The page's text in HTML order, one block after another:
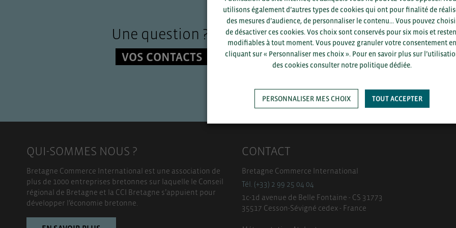
Une question ?
VOS CONTACTS
SAUVEGARDER
QUI-SOMMES NOUS ?
Bretagne Commerce International est une association de
plus de 1000 entreprises bretonnes sur laquelle le Conseil
régional de Bretagne et la CCI Bretagne s’appuient pour
développer l’économie bretonne.
CONTACT
Bretagne Commerce International
Tél. (+33) 2 99 25 04 04
1c-1d avenue de Belle Fontaine - CS 31773
35517 Cesson-Sévigné cedex - France
utilisons également d’autres types de cookies qui ont pour finalité de
des mesures d’audience, de personnaliser le contenu... Vous pouvez
de désactiver ces cookies. Vos choix sont conservés pour six mois et
modifiables à tout moment. Vous pouvez granuler votre consentement en
cliquant sur « Personnaliser mes choix ». Pour en savoir plus sur
des cookies consulter notre politique dédiée.
PERSONNALISER MES CHOIX TOUT ACCEPTER